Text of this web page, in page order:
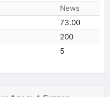
News
73.00
200
5